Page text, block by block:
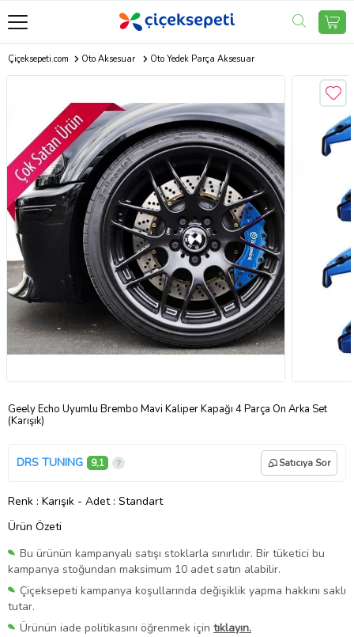
Çiçeksepeti.com Oto Aksesuar Oto Yedek Parça Aksesuar
Geely Echo Uyumlu Brembo Mavi Kaliper Kapağı 4 Parça Ön Arka Set
(Karışık)
DRS TUNING 9,1 Satıcıya Sor
Renk : Karışık - Adet : Standart
Ürün Özeti
Bu ürünün kampanyalı satışı stoklarla sınırlıdır. Bir tüketici bu
kampanya stoğundan maksimum 10 adet satın alabilir.
Çiçeksepeti kampanya koşullarında değişiklik yapma hakkını saklı
tutar.
Ürünün iade politikasını öğrenmek için tıklayın.